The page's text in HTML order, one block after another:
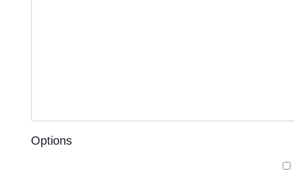
Options